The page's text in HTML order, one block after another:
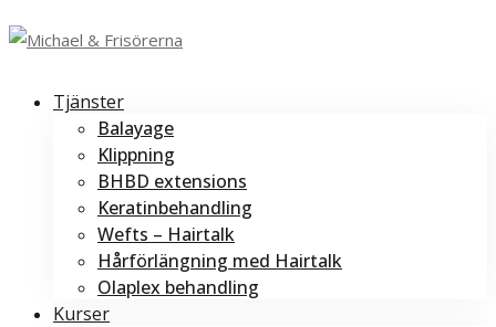
Tjänster
Balayage
Klippning
BHBD extensions
Keratinbehandling
Wefts – Hairtalk
Hårförlängning med Hairtalk
Olaplex behandling
Kurser